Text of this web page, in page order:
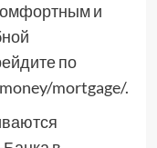
и
по
mortgage/.